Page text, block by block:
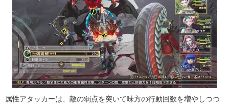
属性アタッカーは、敵の弱点を突いて味方の行動回数を増やしつつ